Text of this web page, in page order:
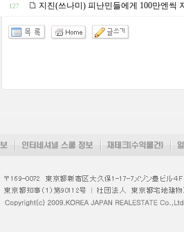
127 지진(쓰나미) 피난민들에게 100만엔씩